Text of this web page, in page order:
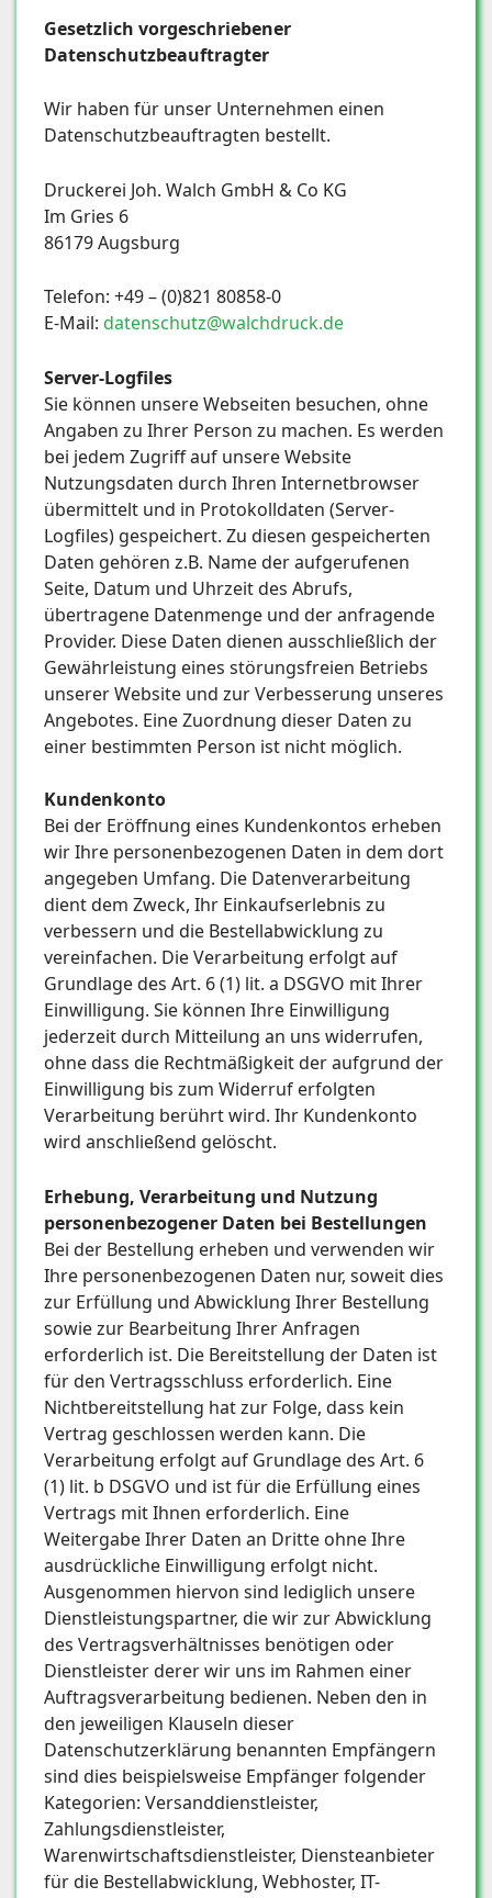
Gesetzlich vorgeschriebener
Datenschutzbeauftragter
Wir haben für unser Unternehmen einen
Datenschutzbeauftragten bestellt.
Druckerei Joh. Walch GmbH & Co KG
Im Gries 6
86179 Augsburg
Telefon: +49 – (0)821 80858-0
E-Mail: datenschutz@walchdruck.de
Server-Logfiles
Sie können unsere Webseiten besuchen, ohne
Angaben zu Ihrer Person zu machen. Es werden
bei jedem Zugriff auf unsere Website
Nutzungsdaten durch Ihren Internetbrowser
übermittelt und in Protokolldaten (Server-
Logfiles) gespeichert. Zu diesen gespeicherten
Daten gehören z.B. Name der aufgerufenen
Seite, Datum und Uhrzeit des Abrufs,
übertragene Datenmenge und der anfragende
Provider. Diese Daten dienen ausschließlich der
Gewährleistung eines störungsfreien Betriebs
unserer Website und zur Verbesserung unseres
Angebotes. Eine Zuordnung dieser Daten zu
einer bestimmten Person ist nicht möglich.
Kundenkonto
Bei der Eröffnung eines Kundenkontos erheben
wir Ihre personenbezogenen Daten in dem dort
angegeben Umfang. Die Datenverarbeitung
dient dem Zweck, Ihr Einkaufserlebnis zu
verbessern und die Bestellabwicklung zu
vereinfachen. Die Verarbeitung erfolgt auf
Grundlage des Art. 6 (1) lit. a DSGVO mit Ihrer
Einwilligung. Sie können Ihre Einwilligung
jederzeit durch Mitteilung an uns widerrufen,
ohne dass die Rechtmäßigkeit der aufgrund der
Einwilligung bis zum Widerruf erfolgten
Verarbeitung berührt wird. Ihr Kundenkonto
wird anschließend gelöscht.
Erhebung, Verarbeitung und Nutzung
personenbezogener Daten bei Bestellungen
Bei der Bestellung erheben und verwenden wir
Ihre personenbezogenen Daten nur, soweit dies
zur Erfüllung und Abwicklung Ihrer Bestellung
sowie zur Bearbeitung Ihrer Anfragen
erforderlich ist. Die Bereitstellung der Daten ist
für den Vertragsschluss erforderlich. Eine
Nichtbereitstellung hat zur Folge, dass kein
Vertrag geschlossen werden kann. Die
Verarbeitung erfolgt auf Grundlage des Art. 6
(1) lit. b DSGVO und ist für die Erfüllung eines
Vertrags mit Ihnen erforderlich. Eine
Weitergabe Ihrer Daten an Dritte ohne Ihre
ausdrückliche Einwilligung erfolgt nicht.
Ausgenommen hiervon sind lediglich unsere
Dienstleistungspartner, die wir zur Abwicklung
des Vertragsverhältnisses benötigen oder
Dienstleister derer wir uns im Rahmen einer
Auftragsverarbeitung bedienen. Neben den in
den jeweiligen Klauseln dieser
Datenschutzerklärung benannten Empfängern
sind dies beispielsweise Empfänger folgender
Kategorien: Versanddienstleister,
Zahlungsdienstleister,
Warenwirtschaftsdienstleister, Diensteanbieter
für die Bestellabwicklung, Webhoster, IT-